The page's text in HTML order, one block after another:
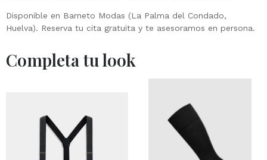
Disponible en Barneto Modas (La Palma del Condado,
Huelva). Reserva tu cita gratuita y te asesoramos en persona.